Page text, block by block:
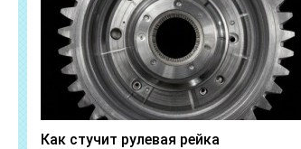
Как стучит рулевая рейка